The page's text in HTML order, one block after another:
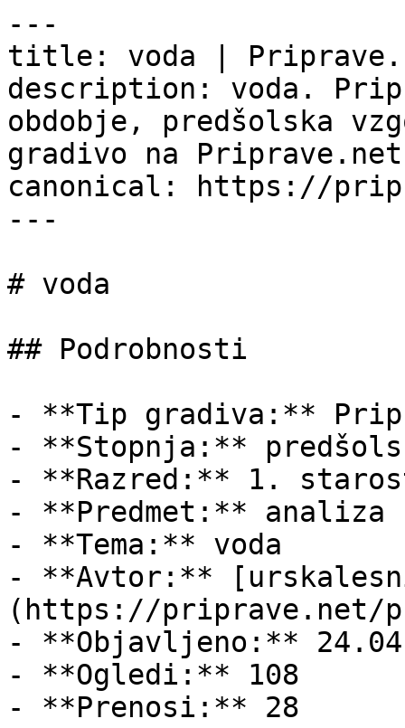
---
title: voda |
description: voda.
obdobje, predšolska
gradivo na
canonical: https://
---
# voda
## Podrobnosti
- **Tip gradiva:**
- **Stopnja:**
- **Razred:** 1.
- **Predmet:** analiza
- **Tema:** voda
- **Avtor:**
(https://priprave.net/
- **Objavljeno:**
- **Ogledi:** 108
- **Prenosi:** 28